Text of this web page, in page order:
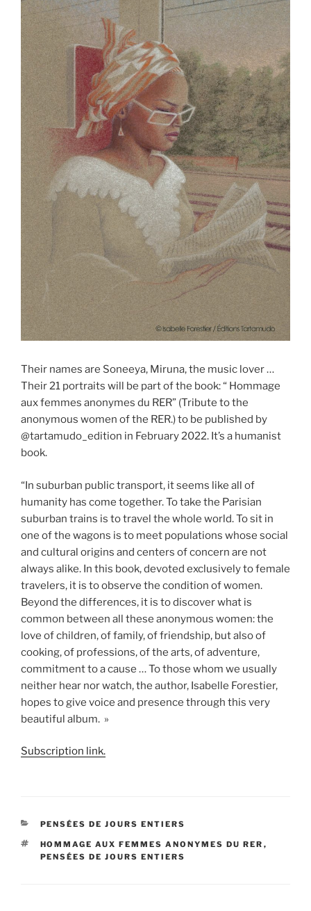
Their names are Soneeya, Miruna, the music lover …
Their 21 portraits will be part of the book: “ Hommage
aux femmes anonymes du RER” (Tribute to the
anonymous women of the RER.) to be published by
@tartamudo_edition in February 2022. It’s a humanist
book.
“In suburban public transport, it seems like all of
humanity has come together. To take the Parisian
suburban trains is to travel the whole world. To sit in
one of the wagons is to meet populations whose social
and cultural origins and centers of concern are not
always alike. In this book, devoted exclusively to female
travelers, it is to observe the condition of women.
Beyond the differences, it is to discover what is
common between all these anonymous women: the
love of children, of family, of friendship, but also of
cooking, of professions, of the arts, of adventure,
commitment to a cause … To those whom we usually
neither hear nor watch, the author, Isabelle Forestier,
hopes to give voice and presence through this very
beautiful album. »
Subscription link.
CATÉGORIES
PENSÉES DE JOURS ENTIERS
ÉTIQUETTES
HOMMAGE AUX FEMMES ANONYMES DU RER ,
PENSÉES DE JOURS ENTIERS